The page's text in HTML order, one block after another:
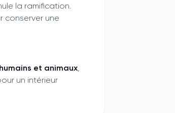
la ramification.
conserver une
et animaux
un intérieur